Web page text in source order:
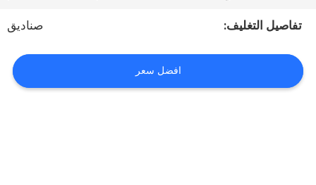
مراقبة
الجودة
تفاصيل التغليف: صناديق
افضل سعر